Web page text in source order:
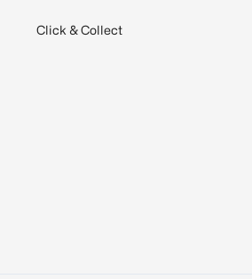
Click & Collect